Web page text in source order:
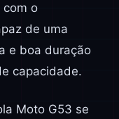
com o
de uma
e boa duração
capacidade.
Moto G53 se